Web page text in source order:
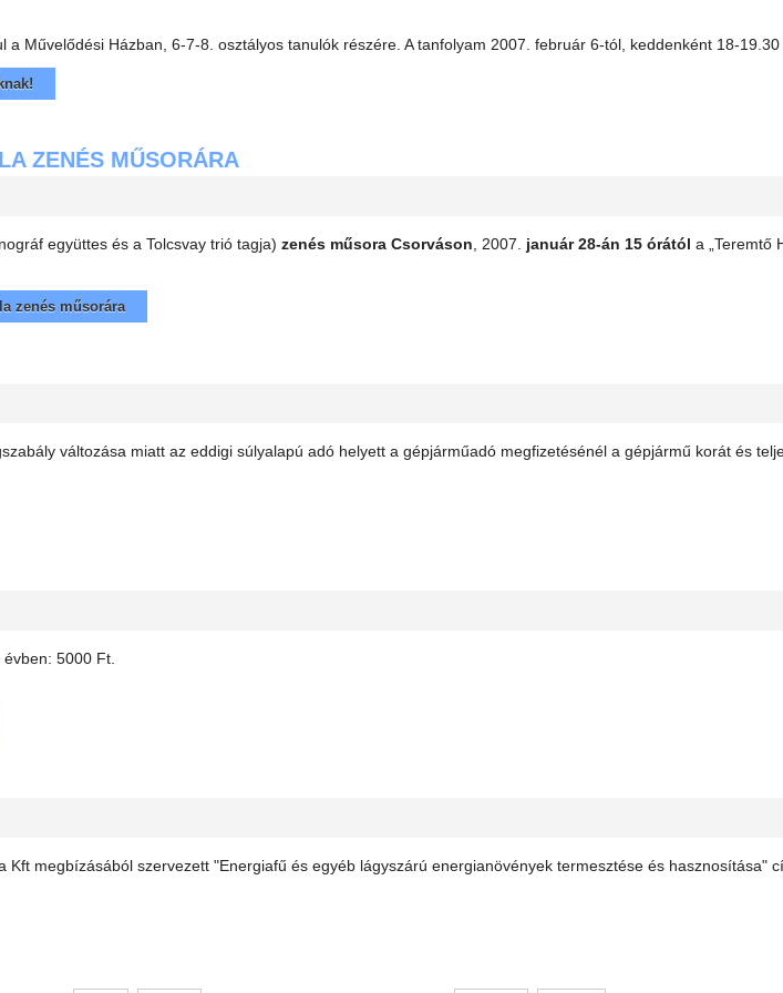
a Művelődési Házban, 6-7-8. osztályos tanulók részére. A tanfolyam 2007. február 6-tól, keddenként 18-
ZENÉS MŰSORÁRA
együttes és a Tolcsvay trió tagja) zenés műsora Csorváson, 2007. január 28-án 15 órától a „Teremtő
zenés műsorára
változása miatt az eddigi súlyalapú adó helyett a gépjárműadó megfizetésénél a gépjármű korát és
5000 Ft.
Kft megbízásából szervezett "Energiafű és egyéb lágyszárú energianövények termesztése és hasznosítása"